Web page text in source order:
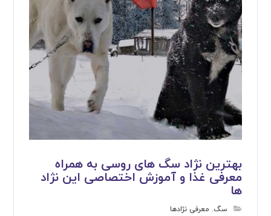
بهترین نژاد سگ های روسی به همراه
معرفی غذا و آموزش اختصاصی این نژاد
ها
سگ, معرفی نژادها